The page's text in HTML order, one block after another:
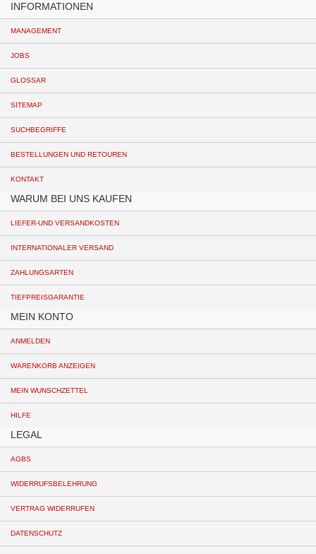
INFORMATIONEN
MANAGEMENT
JOBS
GLOSSAR
SITEMAP
SUCHBEGRIFFE
BESTELLUNGEN UND RETOUREN
KONTAKT
WARUM BEI UNS KAUFEN
LIEFER-UND VERSANDKOSTEN
INTERNATIONALER VERSAND
ZAHLUNGSARTEN
TIEFPREISGARANTIE
MEIN KONTO
ANMELDEN
WARENKORB ANZEIGEN
MEIN WUNSCHZETTEL
HILFE
LEGAL
AGBS
WIDERRUFSBELEHRUNG
VERTRAG WIDERRUFEN
DATENSCHUTZ